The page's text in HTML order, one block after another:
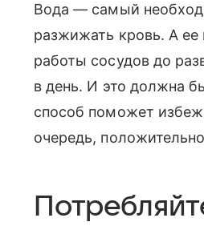
Вода — самый
разжижать кровь. А ее
работы сосудов до
в день. И это должна
способ поможет
очередь,